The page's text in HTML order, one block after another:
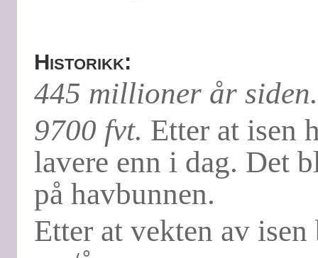
Historikk:
445 millioner år siden.
9700 fvt. Etter at isen
lavere enn i dag. Det
på havbunnen.
Etter at vekten av